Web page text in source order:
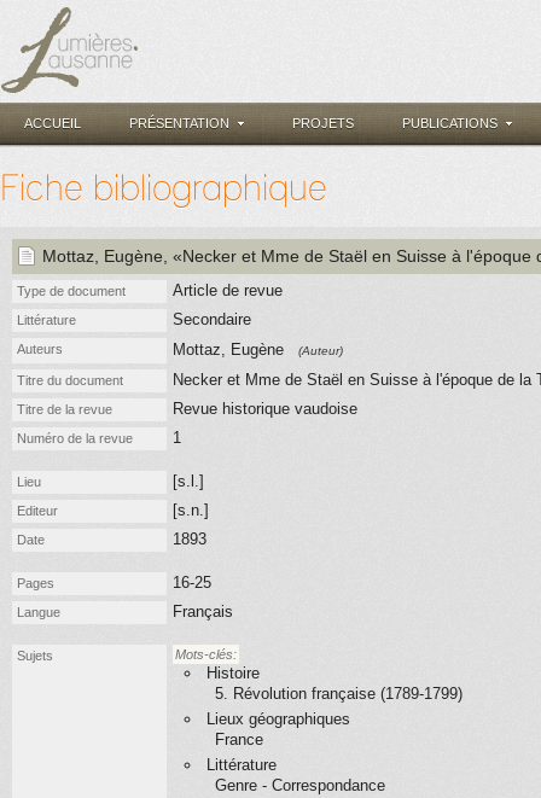
ACCUEIL PRÉSENTATION PROJETS PUBLICATIONS
Fiche bibliographique
Mottaz, Eugène , «Necker et Mme de Staël en Suisse à l'époque
Type de document Article de revue
Littérature Secondaire
Auteurs Mottaz, Eugène (Auteur)
Titre du document Necker et Mme de Staël en Suisse à l'époque de la
Titre de la revue Revue historique vaudoise
Numéro de la revue 1
Lieu [s.l.]
Editeur [s.n.]
Date 1893
Pages 16-25
Langue Français
Sujets Mots-clés:
Histoire
5. Révolution française (1789-1799)
Lieux géographiques
France
Littérature
Genre - Correspondance